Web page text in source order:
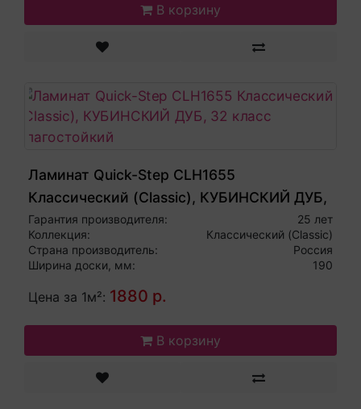
В корзину
Ламинат Quick-Step CLH1655
Классический (Classic), КУБИНСКИЙ ДУБ,
32 класс влагостойкий
Гарантия производителя:
25 лет
Коллекция:
Классический (Classic)
Страна производитель:
Россия
Ширина доски, мм:
190
Цена за 1м²: 1880 р.
В корзину